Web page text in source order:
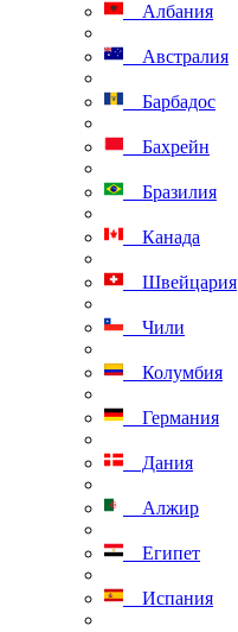
Албания
Австралия
Барбадос
Бахрейн
Бразилия
Канада
Швейцария
Чили
Колумбия
Германия
Дания
Алжир
Египет
Испания